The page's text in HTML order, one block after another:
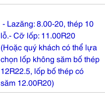
- Lazăng: 8.00-20, thép 10
lỗ.- Cỡ lốp: 11.00R20
(Hoặc quý khách có thể lựa
chọn lốp không săm bố thép
12R22.5, lốp bố thép có
săm 12.00R20)